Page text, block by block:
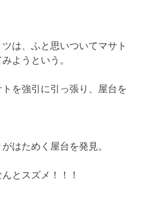
は、ふと思いついてマサト
ようという。
を強引に引っ張り、屋台を
はためく屋台を発見。
とスズメ！！！